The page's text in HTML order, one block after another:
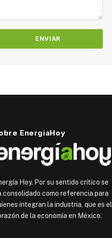
EnergiaHoy
Hoy. Por su sentido crítico se
consolidado como referencia para
integran la industria, que es el
de la economía en México.